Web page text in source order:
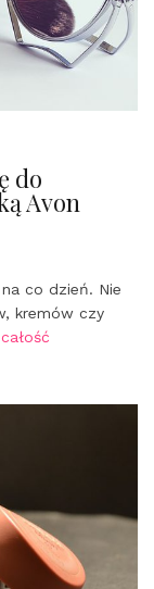
do
Avon
co dzień. Nie
kremów czy